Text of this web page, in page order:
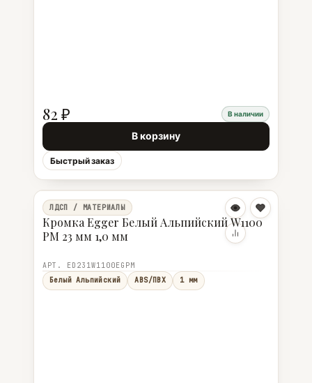
82 ₽ В наличии
В корзину
Быстрый заказ
ЛДСП / МАТЕРИАЛЫ
Кромка Egger Белый Альпийский W1100
PM 23 мм 1,0 мм
АРТ. ED231W1100EGPM
Белый Альпийский
ABS/ПВХ 1 мм